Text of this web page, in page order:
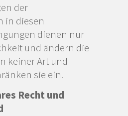
der
in diesen
dienen nur
und ändern die
keiner Art und
sie ein.
Recht und